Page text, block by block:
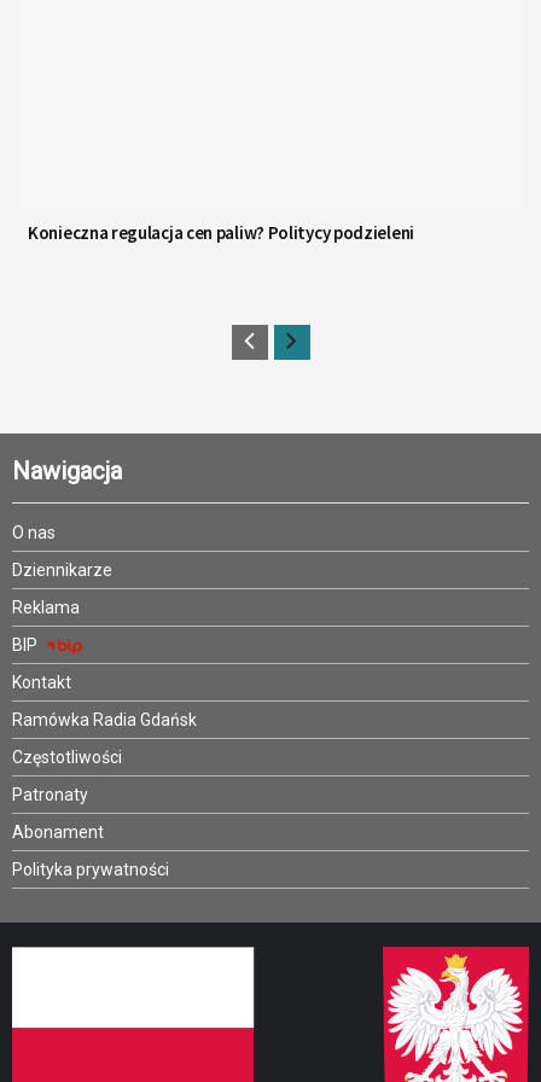
Konieczna regulacja cen paliw? Politycy podzieleni
Nawigacja
O nas
Dziennikarze
Reklama
BIP
Kontakt
Ramówka Radia Gdańsk
Częstotliwości
Patronaty
Abonament
Polityka prywatności